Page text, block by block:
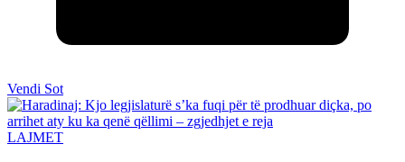
Vendi Sot
LAJMET